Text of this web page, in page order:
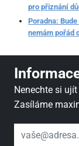
pro přiznání
Poradna:
nemám pořád
Nenechte si
Zasíláme
váš email